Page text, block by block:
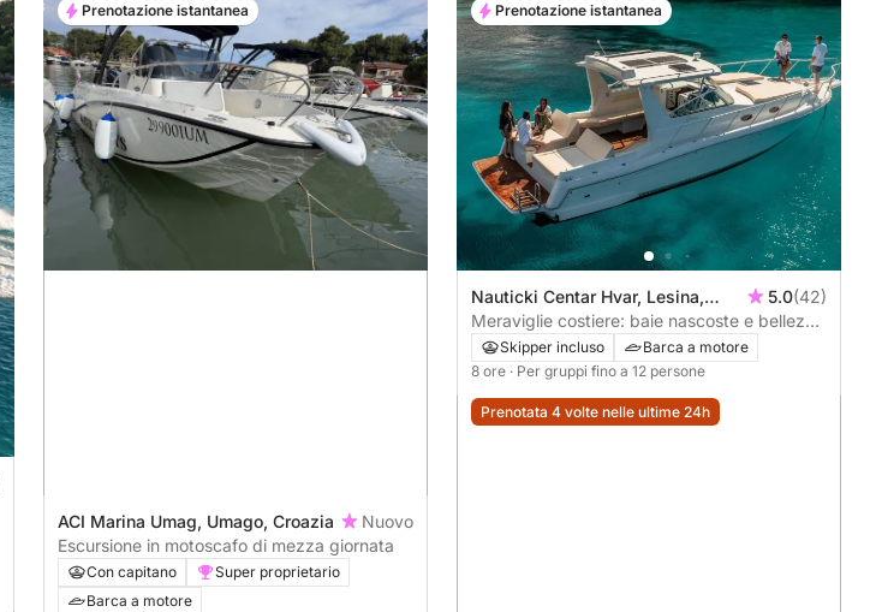
ACI Marina Umag, Umago, Croazia
Nuovo
Escursione in motoscafo di mezza giornata
Con capitano
Super proprietario
Barca a motore
Prenotazione istantanea
Nauticki Centar Hvar, Lesina,
Croazia
5.0(42)
Meraviglie costiere: baie nascoste e bellezza
delle rocce rosse di Hvar
Skipper incluso
Barca a motore
8 ore · Per gruppi fino a 12 persone
Prenotata 4 volte nelle ultime 24h
Prenotazione istantanea